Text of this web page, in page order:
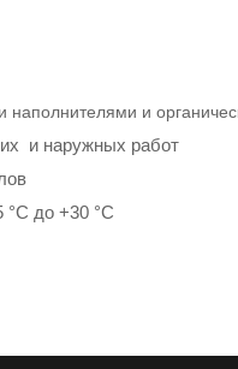
наполнителями и
и наружных работ
°C до +30 °C